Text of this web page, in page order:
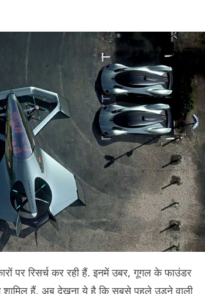
पर रिसर्च कर रही हैं. इनमें उबर, गूगल के फाउंडर
हैं. अब देखना ये है कि सबसे पहले उड़ने वाली